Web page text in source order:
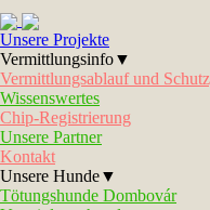
Unsere Projekte
Vermittlungsinfo▼
Vermittlungsablauf und
Wissenswertes
Chip-Registrierung
Unsere Partner
Kontakt
Unsere Hunde▼
Tötungshunde Dombovár